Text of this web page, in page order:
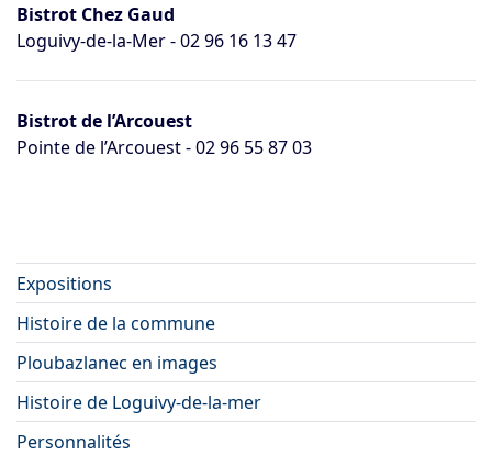
Bistrot Chez Gaud
Loguivy-de-la-Mer - 02 96 16 13 47
Bistrot de l’Arcouest
Pointe de l’Arcouest - 02 96 55 87 03
Expositions
Histoire de la commune
Ploubazlanec en images
Histoire de Loguivy-de-la-mer
Personnalités